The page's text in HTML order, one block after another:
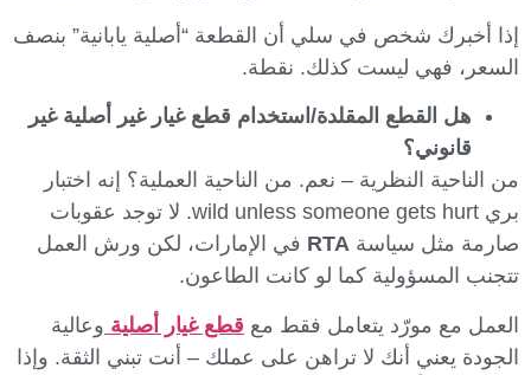
إذا أخبرك شخص في سلي أن القطعة “أصلية يابانية” بنصف
السعر، فهي ليست كذلك. نقطة.
هل القطع المقلدة/استخدام قطع غيار غير أصلية غير
قانوني؟
من الناحية النظرية – نعم. من الناحية العملية؟ إنه اختبار
بري wild unless someone gets hurt. لا توجد عقوبات
صارمة مثل سياسة RTA في الإمارات، لكن ورش العمل
تتجنب المسؤولية كما لو كانت الطاعون.
العمل مع مورّد يتعامل فقط مع قطع غيار أصلية وعالية
الجودة يعني أنك لا تراهن على عملك – أنت تبني الثقة. وإذا